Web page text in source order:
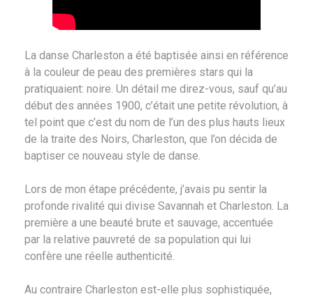
La danse Charleston a été baptisée ainsi en référence
à la couleur de peau des premières stars qui la
pratiquaient: noire. Un détail me direz-vous, sauf qu’au
début des années 1900, c’était une petite révolution, à
tel point que c’est du nom de l’un des plus hauts lieux
de la traite des Noirs, Charleston, que l’on décida de
baptiser ce nouveau style de danse.
Lors de mon étape précédente, j’avais pu sentir la
profonde rivalité qui divise Savannah et Charleston. La
première a une beauté brute et sauvage, accentuée
par la relative pauvreté de sa population qui lui
confère une réelle authenticité.
Au contraire Charleston est-elle plus sophistiquée,